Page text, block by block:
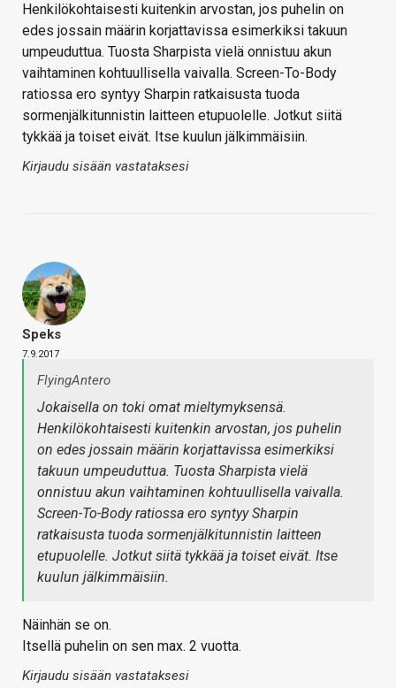
Henkilökohtaisesti kuitenkin arvostan, jos puhelin on
edes jossain määrin korjattavissa esimerkiksi takuun
umpeuduttua. Tuosta Sharpista vielä onnistuu akun
vaihtaminen kohtuullisella vaivalla. Screen-To-Body
ratiossa ero syntyy Sharpin ratkaisusta tuoda
sormenjälkitunnistin laitteen etupuolelle. Jotkut siitä
tykkää ja toiset eivät. Itse kuulun jälkimmäisiin.
Kirjaudu sisään vastataksesi
Speks
7.9.2017
FlyingAntero
Jokaisella on toki omat mieltymyksensä.
Henkilökohtaisesti kuitenkin arvostan, jos puhelin
on edes jossain määrin korjattavissa esimerkiksi
takuun umpeuduttua. Tuosta Sharpista vielä
onnistuu akun vaihtaminen kohtuullisella vaivalla.
Screen-To-Body ratiossa ero syntyy Sharpin
ratkaisusta tuoda sormenjälkitunnistin laitteen
etupuolelle. Jotkut siitä tykkää ja toiset eivät. Itse
kuulun jälkimmäisiin.
Näinhän se on.
Itsellä puhelin on sen max. 2 vuotta.
Kirjaudu sisään vastataksesi